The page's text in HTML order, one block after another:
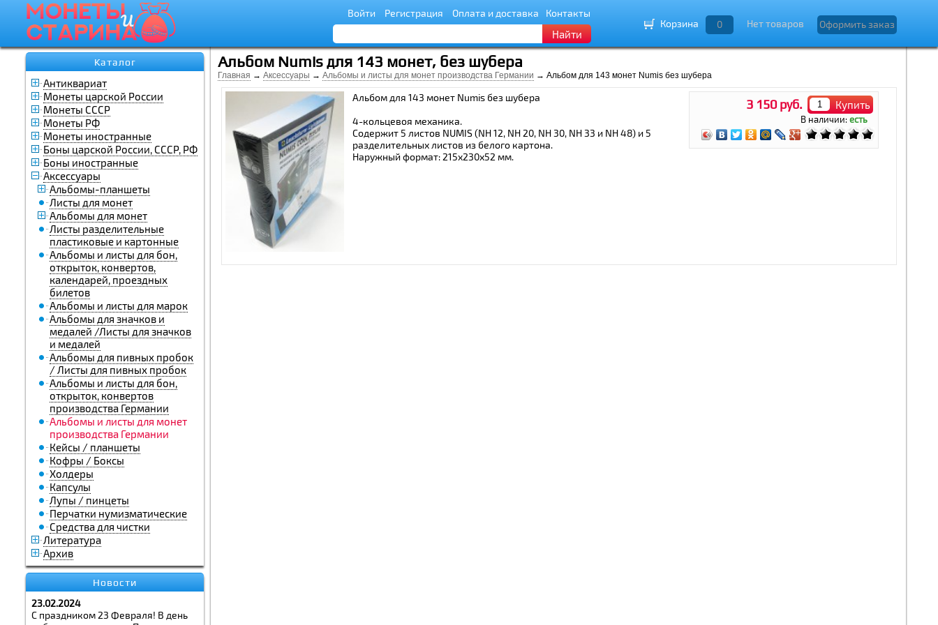
Войти Регистрация Оплата и доставка Контакты
Найти
Корзина 0 Нет товаров Оформить заказ
Каталог
Антиквариат
Монеты царской России
Монеты СССР
Монеты РФ
Монеты иностранные
Боны царской России, СССР, РФ
Боны иностранные
Аксессуары
Альбомы-планшеты
Листы для монет
Альбомы для монет
Листы разделительные
пластиковые и картонные
Альбомы и листы для бон,
открыток, конвертов,
календарей, проездных
билетов
Альбомы и листы для марок
Альбомы для значков и
медалей /Листы для значков
и медалей
Альбомы для пивных пробок
/ Листы для пивных пробок
Альбомы и листы для бон,
открыток, конвертов
производства Германии
Альбомы и листы для монет
производства Германии
Кейсы / планшеты
Кофры / Боксы
Холдеры
Капсулы
Лупы / пинцеты
Перчатки нумизматические
Средства для чистки
Литература
Архив
Новости
23.02.2024
С праздником 23 Февраля! В день
Альбом Numis для 143 монет, без шубера
Главная → Аксессуары → Альбомы и листы для монет производства Германии → Альбом для 143 монет Numis без шубера
3 150 руб. Купить
В наличии:есть
Альбом для 143 монет Numis без шубера
4-кольцевоя механика.
Содержит 5 листов NUMIS (NH 12, NH 20, NH 30, NH 33 и NH 48) и 5
разделительных листов из белого картона.
Наружный формат: 215x230х52 мм.